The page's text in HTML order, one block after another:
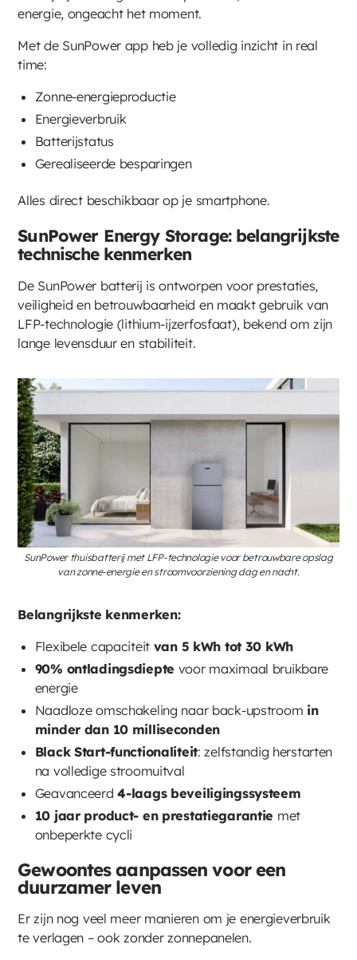
energie, ongeacht het moment.
Met de SunPower app heb je volledig inzicht in real
time:
Zonne-energieproductie
Energieverbruik
Batterijstatus
Gerealiseerde besparingen
Alles direct beschikbaar op je smartphone.
SunPower Energy Storage: belangrijkste
technische kenmerken
De SunPower batterij is ontworpen voor prestaties,
veiligheid en betrouwbaarheid en maakt gebruik van
LFP-technologie (lithium-ijzerfosfaat), bekend om zijn
lange levensduur en stabiliteit.
SunPower thuisbatterij met LFP-technologie voor betrouwbare opslag
van zonne‑energie en stroomvoorziening dag en nacht.
Belangrijkste kenmerken:
Flexibele capaciteit van 5 kWh tot 30 kWh
90% ontladingsdiepte voor maximaal bruikbare
energie
Naadloze omschakeling naar back-upstroom in
minder dan 10 milliseconden
Black Start-functionaliteit: zelfstandig herstarten
na volledige stroomuitval
Geavanceerd4-laags beveiligingssysteem
10 jaar product- en prestatiegarantie met
onbeperkte cycli
Gewoontes aanpassen voor een
duurzamer leven
Er zijn nog veel meer manieren om je energieverbruik
te verlagen – ook zonder zonnepanelen.